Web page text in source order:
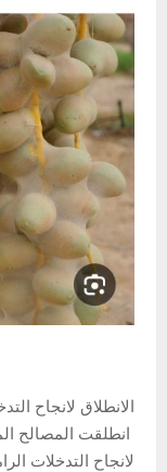
الانطلاق لانجاح
انطلقت المصالح
لانجاح التدخلات